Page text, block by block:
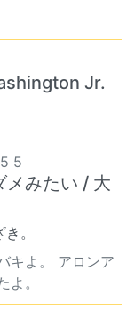
Jr.
5
メみたい / 大
。
キよ。 アロンア
よ。